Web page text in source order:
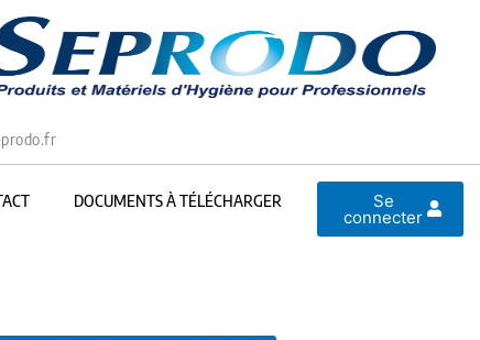
DOCUMENTS À TÉLÉCHARGER Se
connecter